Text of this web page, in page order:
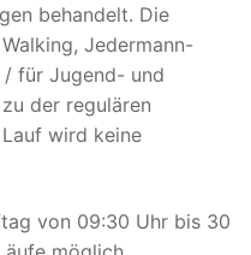
behandelt. Die
Jedermann-
für Jugend- und
der regulären
wird keine
von 09:30 Uhr bis 30